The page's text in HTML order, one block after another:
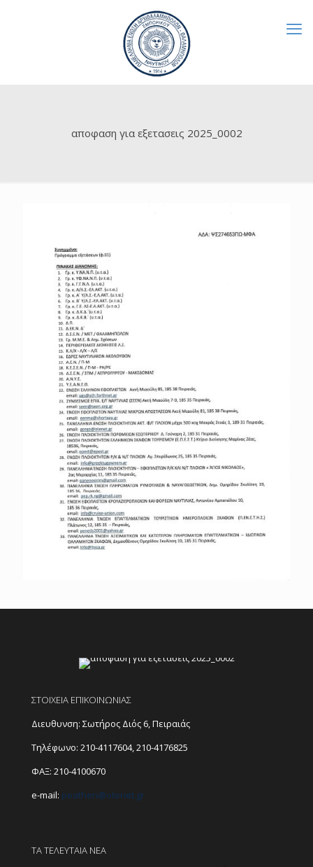
αποφαση για εξετασεις 2025_0002
ΣΤΟΙΧΕΙΑ ΕΠΙΚΟΙΝΩΝΙΑΣ
Διευθυνση: Σωτήρος Διός 6, Πειραιάς
Τηλέφωνο: 210-4117604,210-4176825
ΦΑΞ: 210-4100670
e-mail: peathen@otenet.gr
ΤΑ ΤΕΛΕΥΤΑΙΑ ΝΕΑ